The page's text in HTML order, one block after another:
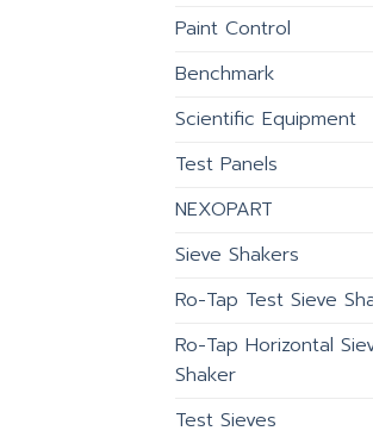
Paint Control
Benchmark
Scientific Equipment
Test Panels
NEXOPART
Sieve Shakers
Ro-Tap Test Sieve
Ro-Tap Horizontal
Shaker
Test Sieves